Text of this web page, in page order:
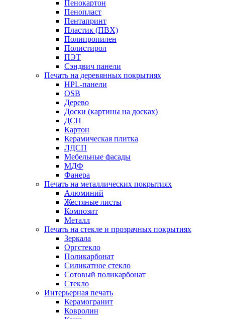
Пенокартон
Пенопласт
Пентапринт
Пластик (ПВХ)
Полипропилен
Полистирол
ПЭТ
Сэндвич панели
Печать на деревянных покрытиях
HPL-панели
OSB
Дерево
Доски (картины на досках)
ДСП
Картон
Керамическая плитка
ЛДСП
Мебельные фасады
МДФ
Фанера
Печать на металлических покрытиях
Алюминий
Жестяные листы
Композит
Металл
Печать на стекле и прозрачных покрытиях
Зеркала
Оргстекло
Поликарбонат
Силикатное стекло
Сотовый поликарбонат
Стекло
Интерьерная печать
Керамогранит
Ковролин